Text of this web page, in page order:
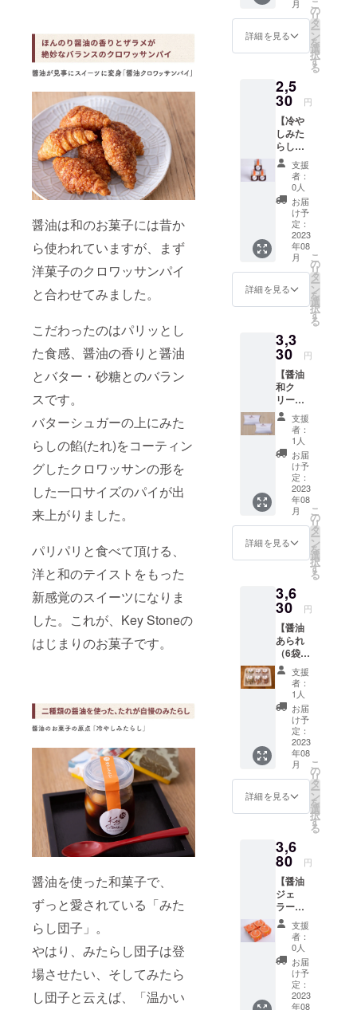
醤油は和のお菓子には昔か
ら使われていますが、まず
洋菓子のクロワッサンパイ
と合わせてみました。
こだわったのはパリッとし
た食感、醤油の香りと醤油
とバター・砂糖とのバラン
スです。
バターシュガーの上にみた
らしの餡(たれ)をコーティン
グしたクロワッサンの形を
した一口サイズのパイが出
来上がりました。
パリパリと食べて頂ける、
洋と和のテイストをもった
新感覚のスイーツになりま
した。これが、Key Stoneの
はじまりのお菓子です。
醤油を使った和菓子で、
ずっと愛されている「みた
らし団子」。
やはり、みたらし団子は登
場させたい、そしてみたら
し団子と云えば、「温かい
ジェク
ト終了
日から8
け致し
ます。
情報】
内容
量：8個
賞味期
限：製
造日よ
り4ヶ月
保存方
法：直
射日
光、高
温多湿
けくだ
さい。
造工場
では海
老、
卵、落
花生を
含む製
品と同
一ライ
ンで製
造して
いま
す。 ※
原材料
及び添
加物等
表示は
お届け
に表記
されま
す。 商
品開封
前には
必ずお
届けの
リター
ンに貼
付され
たラベ
ルや注
意書き
をご確
リッと
した食
感、醤
ター・
砂糖と
のバラ
ンスが
絶妙な
クロ
ワッサ
ンパイ
です。
■ナッツ
クロ
ワッサ
ンパイ
ナッツ
の香ば
しい味
わいの
良い、
パイ生
ワッサ
ンで
す。
（醤油
は使用
してい
ませ
ん） 箱
に入れ
てお届
けいた
しま
（送
料・消
商品は
プロ
ジェク
ト終了
日から8
月末ま
でに順
次お届
け致し
ます。
【商品
情報】
内容
量：醤
油クロ
ンパイ4
個・
ワッサ
ンパイ4
個 賞味
期限：
製造日
より4ヶ
月 保存
方法：
直射日
光、高
温多湿
をお避
けくだ
い食感
の焼き
おこげ
です。
塩分濃
い醤油
を使っ
ていま
すの
で、醤
油風味
はしっ
かりし
ますが
後味は
やさし
い甘み
を感じ
ます。
醤油の
香り・
うるち
面に出
ている
どこか
懐かし
いお菓
子で
す。最
後に、
ホッと
する優
しい味
に仕上
がって
いま
す。 サ
クッと
した歯
ばしい
醤油の
最後の
味の余
韻、醤
油感に
こだ
わっ
た、人
気のお
こげせ
んべい
です。
（送
費税込
み） ※
ジェク
ト終了
日から8
月末ま
でに順
次お届
け致し
ます。
【商品
情報】
内容
量：50
ｇ 賞味
月
詳細を見る
こ
の
リ
タ
ー
ン
を
選
択
す
る
2,5
30 円
【冷や
しみた
らし
（3個
入）】
（き
なこ付
き） 餡
(たれ)は
澤井醤
油の二
度熟成
醤油と
隠し味
にも他
の醤油
ており
ます。
醤油の
特徴を
最大限
に活か
すよう
に、温
度や材
料の合
わせ方
などバ
ランス
よく味
を整え
る事に
こだわ
類の醤
油の味
が他に
ない、
良い塩
梅の冷
やしみ
たらし
のタレ
になり
まし
た。 串
をなく
した冷
やして
も柔ら
かモチ
と、
たっぷ
品みた
らした
れと共
にス
プーン
で食べ
ていた
だけま
す。
（送
支援
者：
0人
お届
け予
定：
2023
年08
月
詳細を見る
こ
の
リ
タ
ー
ン
を
選
択
す
る
3,3
30 円
【醤油
和ク
リーム
チーズ
（2個
入）】
京都
三木半
旅館の
料理長
が自ら
考案
し、
作って
頂いた
コラボ
す。 北
海道産
のク
リーム
チーズ
を、二
度熟成
醤油に
漬け込
みまし
た。
チーズ
と醤油
の香り
がマッ
チした
絶品ク
そのま
までも
美味し
く召し
上がっ
ていた
だけま
すし、
お酒の
おつま
みにも
ピッタ
リの一
支援
者：
1人
お届
け予
定：
2023
年08
月
詳細を見る
こ
の
リ
タ
ー
ン
を
選
択
す
る
3,6
30 円
【醤油
あられ
（6袋
入）】
・玄米
甘し醤
油あら
れ 2袋
・青の
りだし
醤油あ
られ 2
袋 ・黒
豆だし
醤油あ
られ 2
元京都
の餅米
や玄
米・黒
豆を使
用した
「あら
れ」で
す。 醤
油が全
面に出
ている
という
支援
者：
1人
お届
け予
定：
2023
年08
月
詳細を見る
こ
の
リ
タ
ー
ン
を
選
択
す
る
3,6
80 円
【醤油
ジェ
ラート
（4個
入）】
醤油
が、生
クリー
ムや牛
乳と出
支援
者：
0人
お届
け予
定：
2023
年08